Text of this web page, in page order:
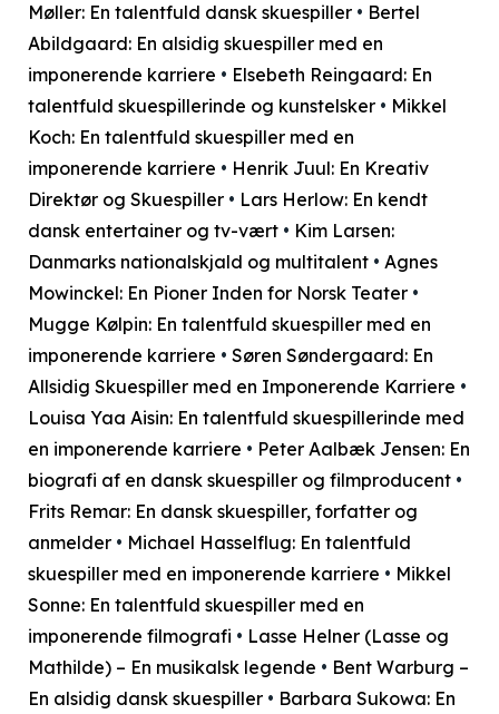
Møller: En talentfuld dansk skuespiller • Bertel
Abildgaard: En alsidig skuespiller med en
imponerende karriere • Elsebeth Reingaard: En
talentfuld skuespillerinde og kunstelsker • Mikkel
Koch: En talentfuld skuespiller med en
imponerende karriere • Henrik Juul: En Kreativ
Direktør og Skuespiller • Lars Herlow: En kendt
dansk entertainer og tv-vært • Kim Larsen:
Danmarks nationalskjald og multitalent • Agnes
Mowinckel: En Pioner Inden for Norsk Teater •
Mugge Kølpin: En talentfuld skuespiller med en
imponerende karriere • Søren Søndergaard: En
Allsidig Skuespiller med en Imponerende Karriere •
Louisa Yaa Aisin: En talentfuld skuespillerinde med
en imponerende karriere • Peter Aalbæk Jensen: En
biografi af en dansk skuespiller og filmproducent •
Frits Remar: En dansk skuespiller, forfatter og
anmelder • Michael Hasselflug: En talentfuld
skuespiller med en imponerende karriere • Mikkel
Sonne: En talentfuld skuespiller med en
imponerende filmografi • Lasse Helner (Lasse og
Mathilde) – En musikalsk legende • Bent Warburg –
En alsidig dansk skuespiller • Barbara Sukowa: En